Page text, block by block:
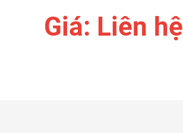
Giá: Liên hệ